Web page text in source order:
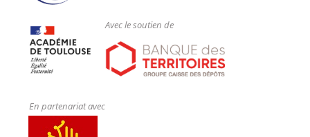
Avec le soutien de
En partenariat avec